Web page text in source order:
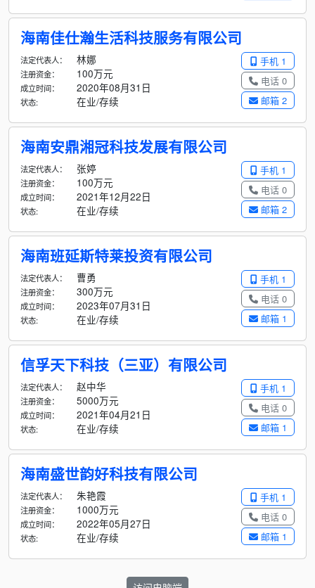
海南佳仕瀚生活科技服务有限公司
手机 1
电话 0
邮箱 2
法定代表人： 林娜
注册资金： 100万元
成立时间： 2020年08月31日
状态: 在业/存续
海南安鼎湘冠科技发展有限公司
手机 1
电话 0
邮箱 2
法定代表人： 张婷
注册资金： 100万元
成立时间： 2021年12月22日
状态: 在业/存续
海南班延斯特莱投资有限公司
手机 1
电话 0
邮箱 1
法定代表人： 曹勇
注册资金： 300万元
成立时间： 2023年07月31日
状态: 在业/存续
信孚天下科技（三亚）有限公司
手机 1
电话 0
邮箱 1
法定代表人： 赵中华
注册资金： 5000万元
成立时间： 2021年04月21日
状态: 在业/存续
海南盛世韵好科技有限公司
手机 1
电话 0
邮箱 1
法定代表人： 朱艳霞
注册资金： 1000万元
成立时间： 2022年05月27日
状态: 在业/存续